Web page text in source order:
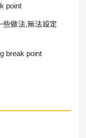
point
些做法,無法設定
break point